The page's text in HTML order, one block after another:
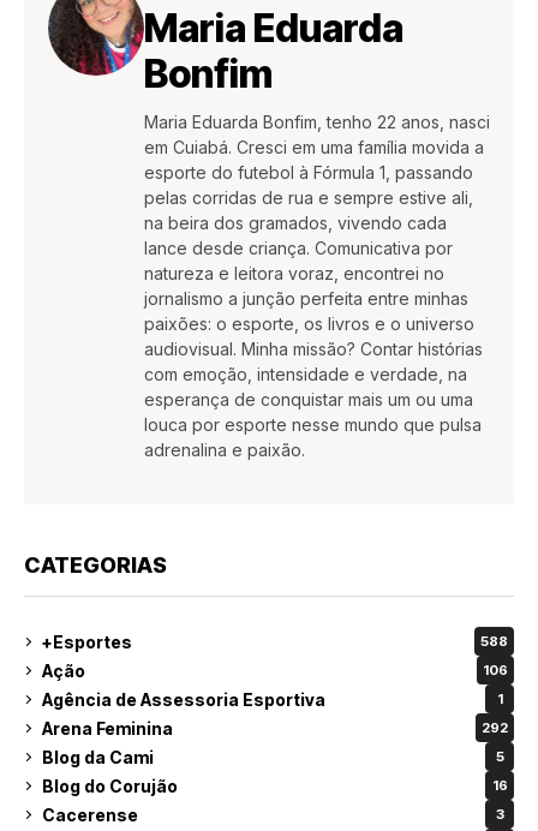
Maria Eduarda
Bonfim
Maria Eduarda Bonfim, tenho 22 anos, nasci
em Cuiabá. Cresci em uma família movida a
esporte do futebol à Fórmula 1, passando
pelas corridas de rua e sempre estive ali,
na beira dos gramados, vivendo cada
lance desde criança. Comunicativa por
natureza e leitora voraz, encontrei no
jornalismo a junção perfeita entre minhas
paixões: o esporte, os livros e o universo
audiovisual. Minha missão? Contar histórias
com emoção, intensidade e verdade, na
esperança de conquistar mais um ou uma
louca por esporte nesse mundo que pulsa
adrenalina e paixão.
CATEGORIAS
+Esportes 588
Ação 106
Agência de Assessoria Esportiva 1
Arena Feminina 292
Blog da Cami 5
Blog do Corujão 16
Cacerense 3